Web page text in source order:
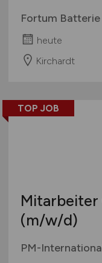
Fortum
heute
Kirchardt
TOP JOB
(m/w/d)
PM-